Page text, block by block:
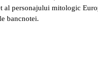
al personajului mitologic
bancnotei.